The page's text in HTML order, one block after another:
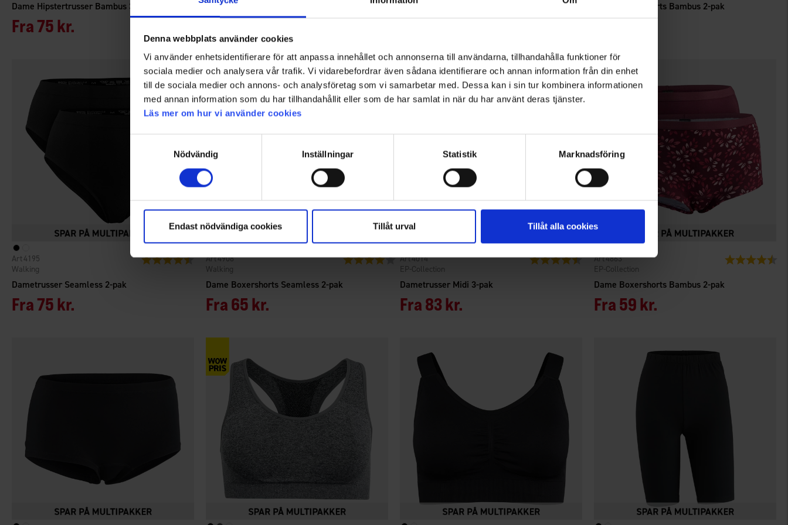
Denna webbplats använder cookies
Vi använder enhetsidentifierare för att anpassa innehållet och annonserna till användarna, tillhandahålla funktioner för
sociala medier och analysera vår trafik. Vi vidarebefordrar även sådana identifierare och annan information från din enhet
till de sociala medier och annons- och analysföretag som vi samarbetar med. Dessa kan i sin tur kombinera informationen
med annan information som du har tillhandahållit eller som de har samlat in när du har använt deras tjänster.
Läs mer om hur vi använder cookies
Nödvändig
Inställningar Statistik Marknadsföring
Endast nödvändiga cookies Tillåt urval Tillåt alla cookies
Dame Hipstertrusser Bambus 3-pak
Fra75 kr.
Dame Boxershorts 2-pak Dame Boxershorts Bambus 2-pak
Dametrusser Seamless 2-pak
Walking
4195
Fra75 kr.
Vurdering: 4.6 ud af 5 stjerner
Dame Boxershorts Seamless 2-pak
Walking
4908
Fra65 kr.
Vurdering: 4.0 ud af 5 stjerner
Dametrusser Midi 3-pak
EP-Collection
4014
Fra83 kr.
Vurdering: 4.2 ud af 5 stjerner
Dame Boxershorts Bambus 2-pak
EP-Collection
4863
Fra59 kr.
Vurdering: